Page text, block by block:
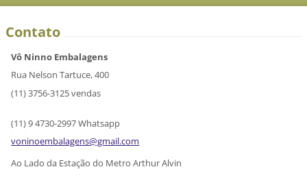
Contato
Vô Ninno Embalagens
Rua Nelson Tartuce, 400
(11) 3756-3125 vendas
(11) 9 4730-2997 Whatsapp
voninoembalagens@gmail.com
Ao Lado da Estação do Metro Arthur Alvin